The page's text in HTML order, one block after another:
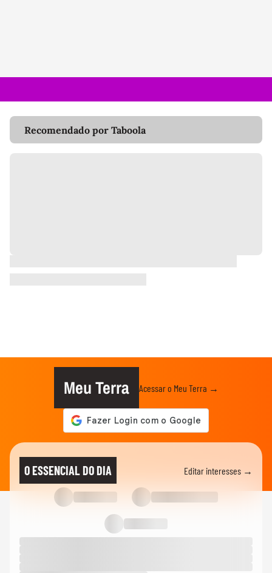
Recomendado por Taboola
Meu Terra Acessar o Meu Terra →
O ESSENCIAL DO DIA Editar interesses →